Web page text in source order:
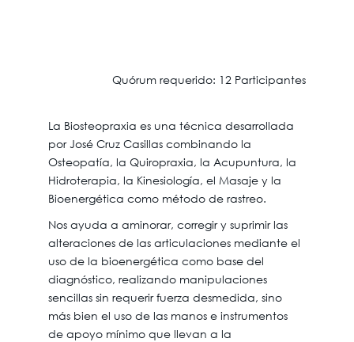
Quórum requerido: 12 Participantes
La Biosteopraxia es una técnica desarrollada
por José Cruz Casillas combinando la
Osteopatía, la Quiropraxia, la Acupuntura, la
Hidroterapia, la Kinesiología, el Masaje y la
Bioenergética como método de rastreo.
Nos ayuda a aminorar, corregir y suprimir las
alteraciones de las articulaciones mediante el
uso de la bioenergética como base del
diagnóstico, realizando manipulaciones
sencillas sin requerir fuerza desmedida, sino
más bien el uso de las manos e instrumentos
de apoyo mínimo que llevan a la